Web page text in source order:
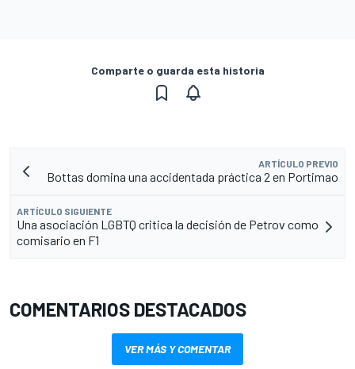
Comparte o guarda esta historia
ARTÍCULO PREVIO
Bottas domina una accidentada práctica 2 en Portimao
ARTÍCULO SIGUIENTE
Una asociación LGBTQ critica la decisión de Petrov como
comisario en F1
COMENTARIOS DESTACADOS
VER MÁS Y COMENTAR